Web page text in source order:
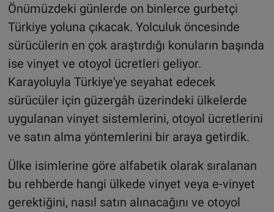
Önümüzdeki günlerde on binlerce gurbetçi
Türkiye yoluna çıkacak. Yolculuk öncesinde
sürücülerin en çok araştırdığı konuların başında
ise vinyet ve otoyol ücretleri geliyor.
Karayoluyla Türkiye'ye seyahat edecek
sürücüler için güzergâh üzerindeki ülkelerde
uygulanan vinyet sistemlerini, otoyol ücretlerini
ve satın alma yöntemlerini bir araya getirdik.
Ülke isimlerine göre alfabetik olarak sıralanan
bu rehberde hangi ülkede vinyet veya e-vinyet
gerektiğini, nasıl satın alınacağını ve otoyol